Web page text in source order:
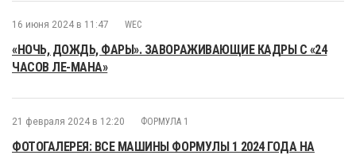
16 июня 2024 в 11:47 WEC
«НОЧЬ, ДОЖДЬ, ФАРЫ». ЗАВОРАЖИВАЮЩИЕ КАДРЫ С «24
ЧАСОВ ЛЕ-МАНА»
21 февраля 2024 в 12:20 ФОРМУЛА 1
ФОТОГАЛЕРЕЯ: ВСЕ МАШИНЫ ФОРМУЛЫ 1 2024 ГОДА НА